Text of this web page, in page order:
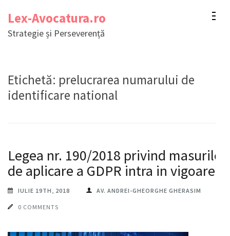
conținut
Lex-Avocatura.ro
Strategie și Perseverență
Etichetă: prelucrarea numarului de
identificare national
Legea nr. 190/2018 privind masurile
de aplicare a GDPR intra in vigoare
IULIE 19TH, 2018 AV. ANDREI-GHEORGHE GHERASIM
0 COMMENTS